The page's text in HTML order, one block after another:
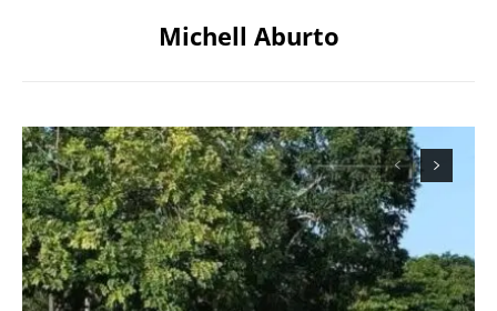
Michell Aburto